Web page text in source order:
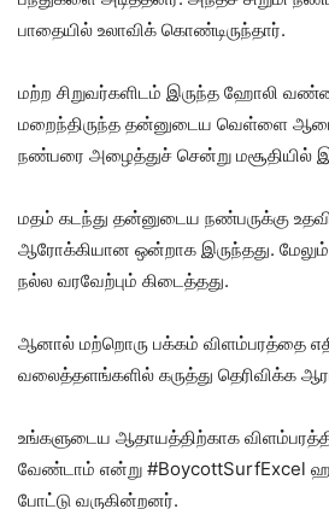
பாதையில் உலாவிக் கொண்டிருந்தார்.
மற்ற சிறுவர்களிடம் இருந்த ஹோலி
மறைந்திருந்த தன்னுடைய வெள்ளை
நண்பரை அழைத்துச் சென்று மசூதியில்
மதம் கடந்து தன்னுடைய நண்பருக்கு
ஆரோக்கியான ஒன்றாக இருந்தது. மேலும்
நல்ல வரவேற்பும் கிடைத்தது.
ஆனால் மற்றொரு பக்கம் விளம்பரத்தை
வலைத்தளங்களில் கருத்து தெரிவிக்க
உங்களுடைய ஆதாயத்திற்காக
வேண்டாம் என்று #BoycottSurfExcel
போட்டு வருகின்றனர்.